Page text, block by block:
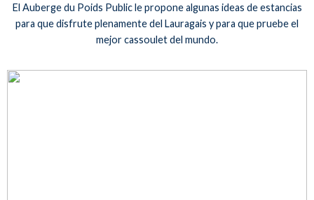
El Auberge du Poids Public le propone algunas ideas de estancias
para que disfrute plenamente del Lauragais y para que pruebe el
mejor cassoulet del mundo.